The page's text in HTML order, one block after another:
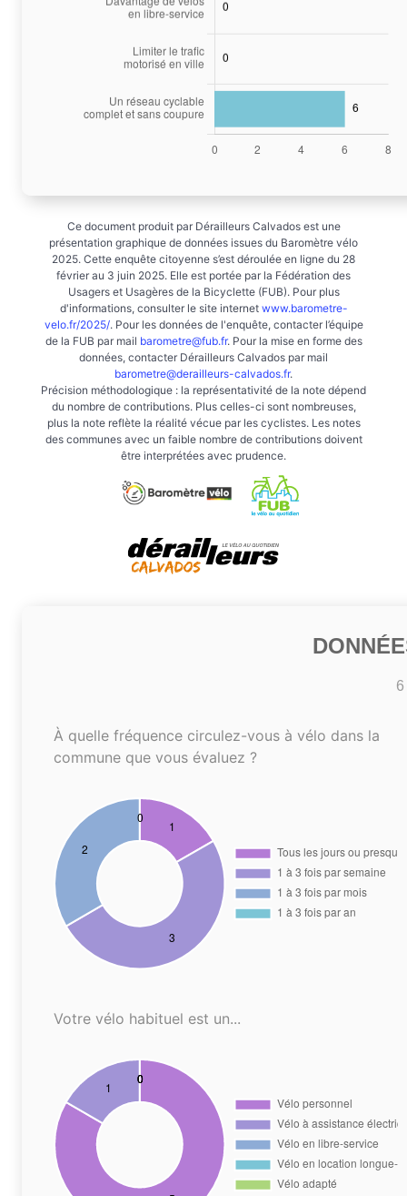
Ce document produit par Dérailleurs Calvados est une
présentation graphique de données issues du Baromètre vélo
2025. Cette enquête citoyenne s’est déroulée en ligne du 28
février au 3 juin 2025. Elle est portée par la Fédération des
Usagers et Usagères de la Bicyclette (FUB). Pour plus
d'informations, consulter le site internet www.barometre-
velo.fr/2025/. Pour les données de l'enquête, contacter l’équipe
de la FUB par mail barometre@fub.fr. Pour la mise en forme des
données, contacter Dérailleurs Calvados par mail
barometre@derailleurs-calvados.fr.
Précision méthodologique : la représentativité de la note dépend
du nombre de contributions. Plus celles-ci sont nombreuses,
plus la note reflète la réalité vécue par les cyclistes. Les notes
des communes avec un faible nombre de contributions doivent
être interprétées avec prudence.
6
À quelle fréquence circulez-vous à vélo dans la
commune que vous évaluez ?
Votre vélo habituel est un...